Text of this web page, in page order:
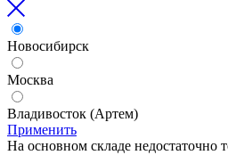
Новосибирск
Москва
Владивосток (Артем)
Применить
На основном складе недостаточно